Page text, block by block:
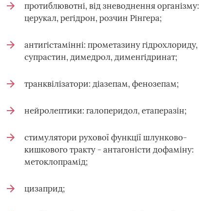
протиблювотні, від зневоднення організму:
церукал, регідрон, розчин Рінгера;
антигістамінні: прометазину гідрохлориду,
супрастин, димедрол, дименгідринат;
транквілізатори: діазепам, фенозепам;
нейролептики: галоперидол, етаперазін;
стимулятори рухової функції шлунково-
кишкового тракту - антагоністи дофаміну:
метоклопрамід;
цизаприд;